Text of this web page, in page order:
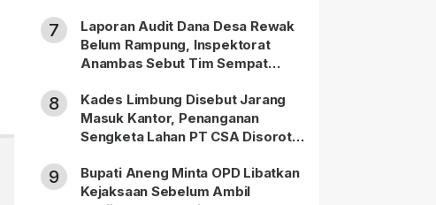
7
Laporan Audit Dana Desa Rewak
Belum Rampung, Inspektorat
Anambas Sebut Tim Sempat
8
Kades Limbung Disebut Jarang
Masuk Kantor, Penanganan
Sengketa Lahan PT CSA Disorot
9
Bupati Aneng Minta OPD Libatkan
Kejaksaan Sebelum Ambil